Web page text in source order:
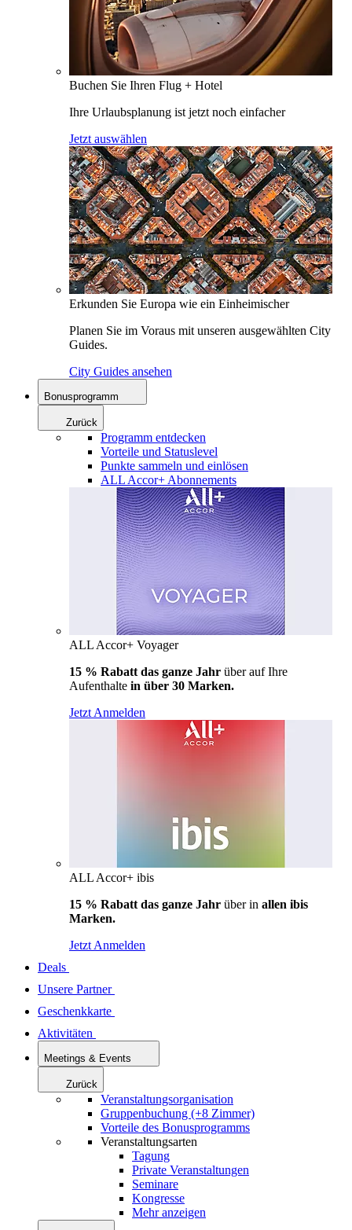
Buchen Sie Ihren Flug + Hotel
Ihre Urlaubsplanung ist jetzt noch einfacher
Jetzt auswählen
Erkunden Sie Europa wie ein Einheimischer
Planen Sie im Voraus mit unseren ausgewählten City
Guides.
City Guides ansehen
Bonusprogramm
Zurück
Programm entdecken
Vorteile und Statuslevel
Punkte sammeln und einlösen
ALL Accor+ Abonnements
ALL Accor+ Voyager
15 % Rabatt das ganze Jahr über auf Ihre
Aufenthalte in über 30 Marken.
Jetzt Anmelden
ALL Accor+ ibis
15 % Rabatt das ganze Jahr über in allen ibis
Marken.
Jetzt Anmelden
Deals
Unsere Partner
Geschenkkarte
Aktivitäten
Meetings & Events
Zurück
Veranstaltungsorganisation
Gruppenbuchung (+8 Zimmer)
Vorteile des Bonusprogramms
Veranstaltungsarten
Tagung
Private Veranstaltungen
Seminare
Kongresse
Mehr anzeigen